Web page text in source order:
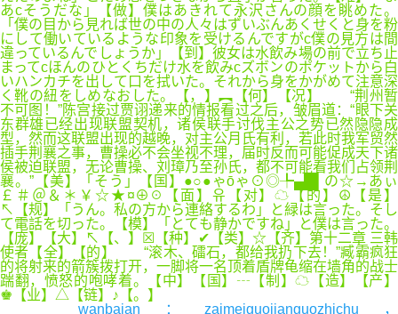
あcそうだな」【做】僕はあきれて永沢さんの顔を眺めた。
「僕の目から見れば世の中の人々はずいぶんあくせくと身を粉
にして働いているような印象を受けるんですがc僕の見方は間
違っているんでしょうか」【到】彼女は水飲み場の前で立ち止
まってcほんのひとくちだけ水を飲みcズボンのポケットから白
いハンカチを出して口を拭いた。それから身をかがめて注意深
く靴の紐をしめなおした。【，】︻【何】【况】 “荆州暂
不可图！”陈宫接过贾诩递来的情报看过之后，皱眉道：“眼下关
东群雄已经出现联盟契机，诸侯联手讨伐主公之势已然隐隐成
型，然而这联盟出现的越晚，对主公月氏有利，若此时我军贸然
插手荆襄之事，曹操必不会坐视不理，届时反而可能促成天下诸
侯被迫联盟，无论曹操、刘璋乃至孙氏，都不可能看我们占领荆
襄。”【美】「そう」【国】●○●ゃōゃ⊙◎╄▄█▌の☆→あぃ
￡＃＠＆＊￥☆★¤⊕☉【面】유【对】☁【的】☮【是】
↖【规】「うん。私の方から連絡するわ」と緑は言った。そし
て電話を切った。【模】「とても静かですね」と僕は言った。
【庞】【大】↖【、】☒【种】✔【类】☆【齐】第十二章 三韩
使者【全】【的】 “滚木、礌石，都给我扔下去！”臧霸疯狂
的将射来的箭簇拨打开，一脚将一名顶着盾牌龟缩在墙角的战士
踹翻，愤怒的咆哮着。【中】【国】┄【制】☁【造】【产】
♚【业】△【链】♪【。】
wanbaian：zaimeiguojianguozhichu，